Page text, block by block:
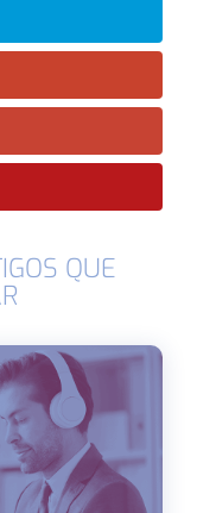
QUE